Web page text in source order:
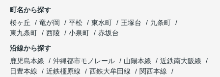
町名から探す
桜ヶ丘
竜が岡 平松 東水町 王塚台
九条町
東九条町
西陵 小泉町
赤坂台
沿線から探す
鹿児島本線
沖縄都市モノレール 山陽本線
近鉄南大阪線
日豊本線
近鉄橿原線 西鉄大牟田線
関西本線